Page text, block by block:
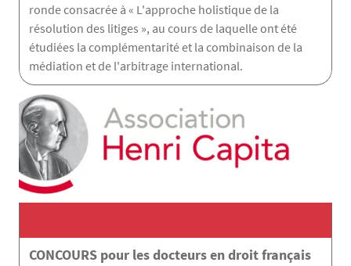
ronde consacrée à « L'approche holistique de la
résolution des litiges », au cours de laquelle ont été
étudiées la complémentarité et la combinaison de la
médiation et de l'arbitrage international.
CONCOURS pour les docteurs en droit français